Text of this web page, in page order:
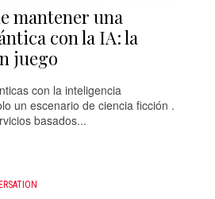
mantener una
con la IA: la
juego
con la inteligencia
un escenario de ciencia ficción .
basados...